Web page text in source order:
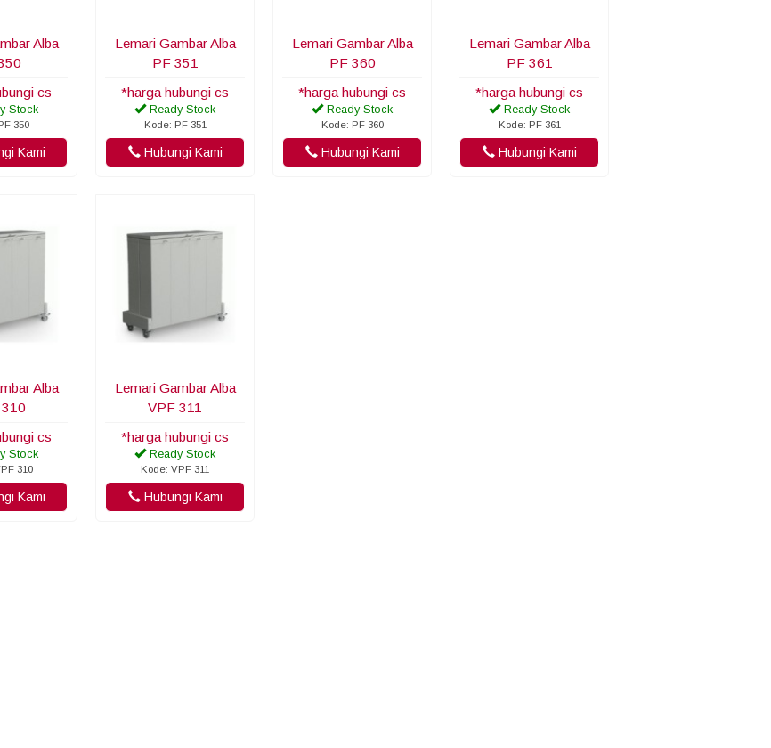
Alba
cs
Stock
350
Kami
Lemari Gambar Alba
PF 351
*harga hubungi cs
Ready Stock
Kode: PF 351
Hubungi Kami
Lemari Gambar Alba
PF 360
*harga hubungi cs
Ready Stock
Kode: PF 360
Hubungi Kami
Lemari Gambar Alba
PF 361
*harga hubungi cs
Ready Stock
Kode: PF 361
Hubungi Kami
Alba
cs
Stock
310
Kami
Lemari Gambar Alba
VPF 311
*harga hubungi cs
Ready Stock
Kode: VPF 311
Hubungi Kami